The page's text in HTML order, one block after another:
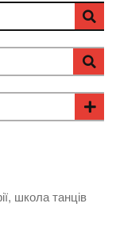
школа танців